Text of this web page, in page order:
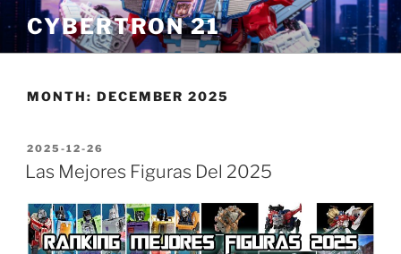
Skip
to
content
CYBERTRON 21
MONTH: DECEMBER 2025
POSTED
ON
2025-12-26
Las Mejores Figuras Del 2025